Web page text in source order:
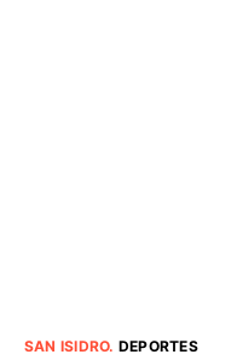
SAN ISIDRO. DEPORTES